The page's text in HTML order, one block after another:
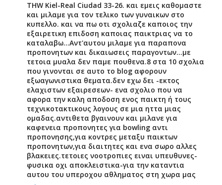
THW Kiel-Real Ciudad 33-26. και εμεις καθομαστε
και μιλαμε για τον τελικο των γυναικων στο
κυπελλο. και να πω οτι σχολιαζε καποιος την
εξαιρετικη επιδοση καποιας παικτριας να το
καταλαβω...Αντ'αυτου μιλαμε για παραπονα
προπονητων και δικαιωσεις παραγοντων...με
τετοια μυαλα δεν παμε πουθενα.8 στα 10 σχολια
που γινονται σε αυτο το blog αφορουν
εξωαγωνιστικα θεματα.δεν εχω δει -εκτος
ελαχιστων εξαιρεσεων- ενα σχολιο που να
αφορα την καλη αποδοση ενος παικτη ή τους
τεχνικοτακτικους λογους σε μια ηττα μιας
ομαδας.αντιθετα βγαινουν και μιλανε για
καφενεια προπονητες για bowling αντι
προπονησης,για κοντρες μεταξυ παικτων
προπονητων,για διαιτητες και ενα σωρο αλλες
βλακειες.τετοιες νοοτροπιες ειναι υπευθυνες-
φυσικα οχι αποκλειστικα-για την καταντια
αυτου του υπεροχου αθληματος στη χωρα μας